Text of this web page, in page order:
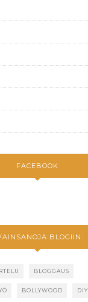
FACEBOOK
BLOGIIN:
BLOGGAUS
BOLLYWOOD DIY